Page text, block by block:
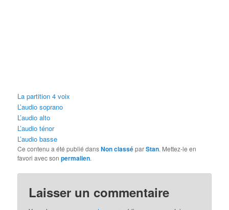
La partition 4 voix
L’audio soprano
L’audio alto
L’audio ténor
L’audio basse
Ce contenu a été publié dansNon classéparStan. Mettez-le en
favori avec sonpermalien.
Laisser un commentaire